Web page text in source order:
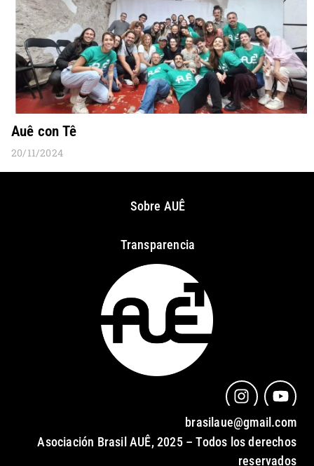
Auê con Tê
20/11/2024
Sobre AUÊ
Transparencia
brasilaue@gmail.com
Asociación Brasil AUÊ, 2025 – Todos los derechos
reservados